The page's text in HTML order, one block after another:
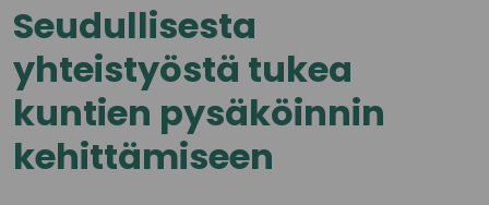
Seudullisesta
yhteistyöstä tukea
kuntien pysäköinnin
kehittämiseen